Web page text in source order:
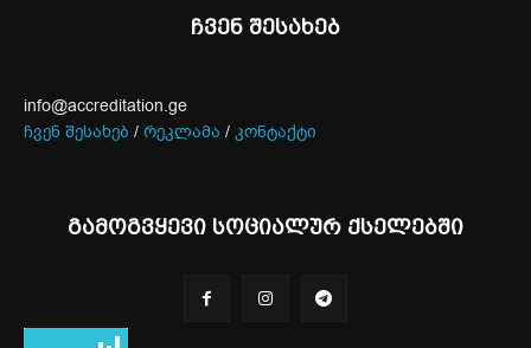
ჩვენ შესახებ
info@accreditation.ge
ჩვენ შესახებ / რეკლამა / კონტაქტი
გამოგვყევი სოციალურ ქსელებში